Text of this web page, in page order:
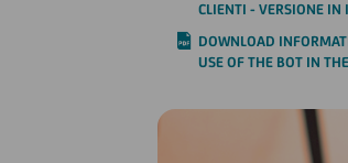
CLIENTI - VERSIONE IN
DOWNLOAD
USE OF THE BOT IN